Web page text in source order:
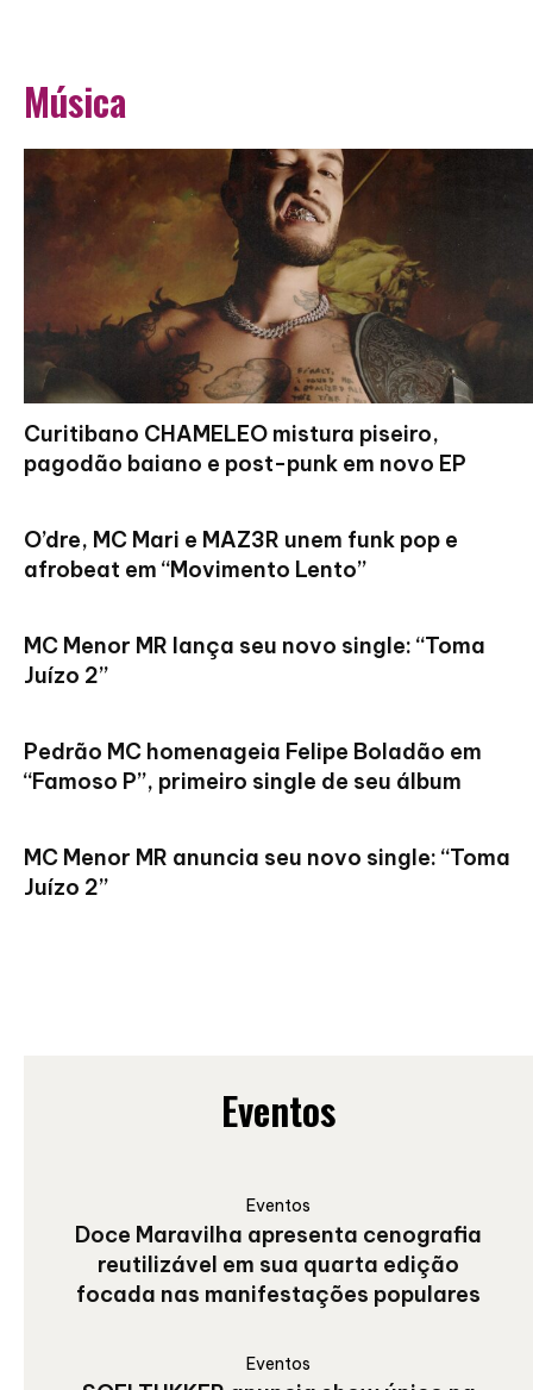
Música
Curitibano CHAMELEO mistura piseiro,
pagodão baiano e post-punk em novo EP
O’dre, MC Mari e MAZ3R unem funk pop e
afrobeat em “Movimento Lento”
MC Menor MR lança seu novo single: “Toma
Juízo 2”
Pedrão MC homenageia Felipe Boladão em
“Famoso P”, primeiro single de seu álbum
MC Menor MR anuncia seu novo single: “Toma
Juízo 2”
Eventos
Eventos
Doce Maravilha apresenta cenografia
reutilizável em sua quarta edição
focada nas manifestações populares
Eventos